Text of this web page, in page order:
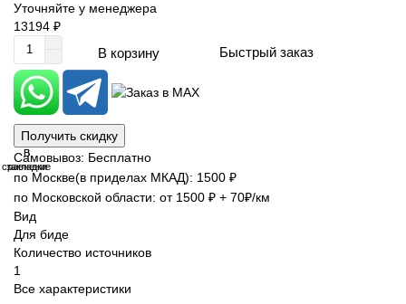
Уточняйте у менеджера
13194 ₽
В корзину Быстрый заказ
Получить скидку
В
закладки
В
сравнение
Самовывоз: Бесплатно
по Москве(в приделах МКАД): 1500 ₽
по Московской области: от 1500 ₽ + 70₽/км
Вид
Для биде
Количество источников
1
Все характеристики